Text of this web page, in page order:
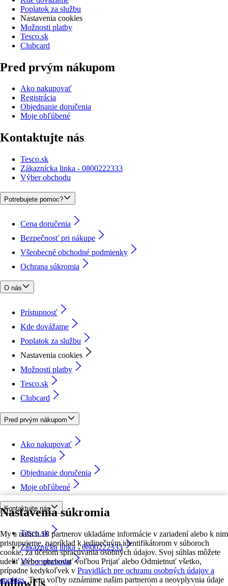
Nastavenia súkromia
My a našich 18 partnerov ukladáme informácie v zariadení alebo k nim
pristupujeme, napríklad k jedinečným identifikátorom v súboroch
cookie, za účelom spracúvania osobných údajov. Svoj súhlas môžete
udeliť alebo spravovať voľbou Prijať alebo Odmietnuť všetko,
prípadne kedykoľvek v Pravidlách pre ochranu osobných údajov a
cookies. Tieto voľby oznámime našim partnerom a neovplyvnia údaje
Poplatok za službu
Nastavenia cookies
Možnosti platby
Tesco.sk
Clubcard
Pred prvým nákupom
Ako nakupovať
Registrácia
Objednanie doručenia
Moje obľúbené
Kontaktujte nás
Tesco.sk
Zákaznícka linka - 0800222333
Výber obchodu
Potrebujete pomoc?
Cena doručenia
Bezpečnosť pri nákupe
Všeobecné obchodné podmienky
Ochrana súkromia
O nás
Prístupnosť
Kde dovážame
Poplatok za službu
Nastavenia cookies
Možnosti platby
Tesco.sk
Clubcard
Pred prvým nákupom
Ako nakupovať
Registrácia
Objednanie doručenia
Moje obľúbené
Kontaktujte nás
Tesco.sk
Zákaznícka linka - 0800222333
Výber obchodu
followUs